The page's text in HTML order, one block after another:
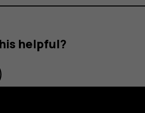
helpful?